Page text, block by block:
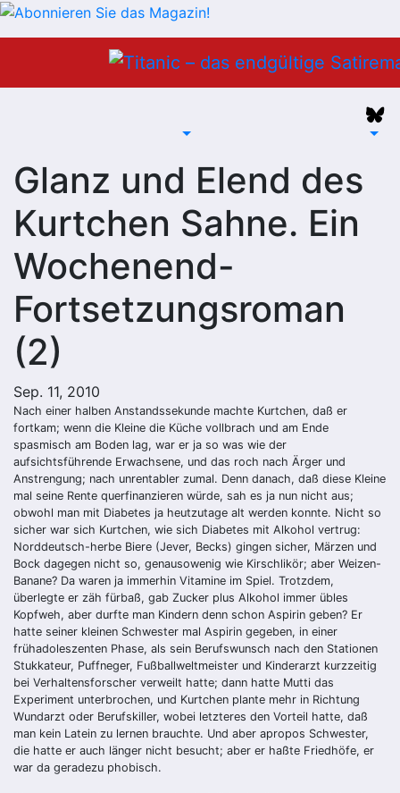
Glanz und Elend des
Kurtchen Sahne. Ein
Wochenend-
Fortsetzungsroman
(2)
Sep. 11, 2010
Nach einer halben Anstandssekunde machte Kurtchen, daß er
fortkam; wenn die Kleine die Küche vollbrach und am Ende
spasmisch am Boden lag, war er ja so was wie der
aufsichtsführende Erwachsene, und das roch nach Ärger und
Anstrengung; nach unrentabler zumal. Denn danach, daß diese Kleine
mal seine Rente querfinanzieren würde, sah es ja nun nicht aus;
obwohl man mit Diabetes ja heutzutage alt werden konnte. Nicht so
sicher war sich Kurtchen, wie sich Diabetes mit Alkohol vertrug:
Norddeutsch-herbe Biere (Jever, Becks) gingen sicher, Märzen und
Bock dagegen nicht so, genausowenig wie Kirschlikör; aber Weizen-
Banane? Da waren ja immerhin Vitamine im Spiel. Trotzdem,
überlegte er zäh fürbaß, gab Zucker plus Alkohol immer übles
Kopfweh, aber durfte man Kindern denn schon Aspirin geben? Er
hatte seiner kleinen Schwester mal Aspirin gegeben, in einer
frühadoleszenten Phase, als sein Berufswunsch nach den Stationen
Stukkateur, Puffneger, Fußballweltmeister und Kinderarzt kurzzeitig
bei Verhaltensforscher verweilt hatte; dann hatte Mutti das
Experiment unterbrochen, und Kurtchen plante mehr in Richtung
Wundarzt oder Berufskiller, wobei letzteres den Vorteil hatte, daß
man kein Latein zu lernen brauchte. Und aber apropos Schwester,
die hatte er auch länger nicht besucht; aber er haßte Friedhöfe, er
war da geradezu phobisch.